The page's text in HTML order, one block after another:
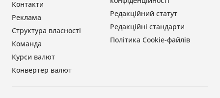
Редакційний статут
Редакційні стандарти
Політика Cookie-файлів
Контакти
Реклама
Структура власності
Команда
Курси валют
Конвертер валют